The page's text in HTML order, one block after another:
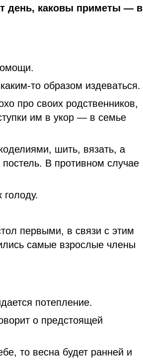
день, каковы приметы — в
то образом издеваться.
про своих родственников,
им в укор — в семье
шить, вязать, а
постель. В противном случае
первыми, в связи с этим
самые взрослые члены
потепление.
о предстоящей
то весна будет ранней и